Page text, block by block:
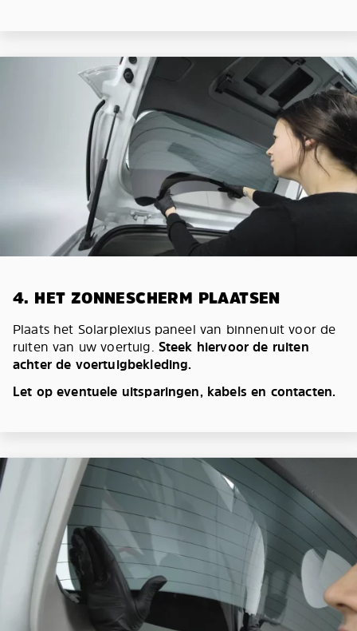
4. HET ZONNESCHERM PLAATSEN
Plaats het Solarplexius paneel van binnenuit voor de
ruiten van uw voertuig. Steek hiervoor de ruiten
achter de voertuigbekleding.
Let op eventuele uitsparingen, kabels en contacten.